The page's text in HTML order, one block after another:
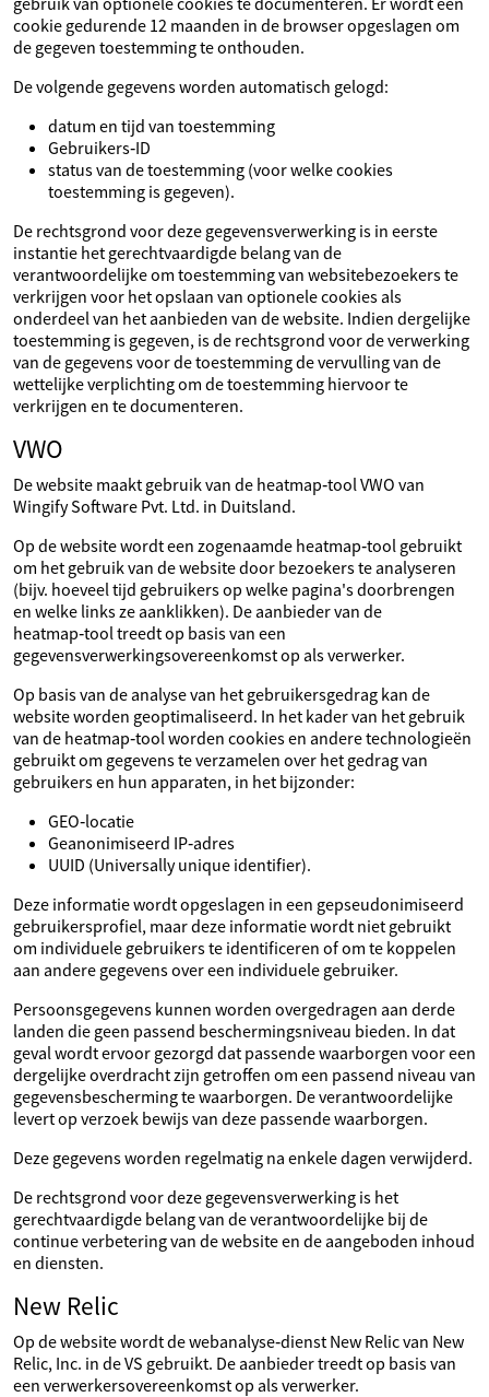
cookie gedurende 12 maanden in de browser opgeslagen om
de gegeven toestemming te onthouden.
De volgende gegevens worden automatisch gelogd:
datum en tijd van toestemming
Gebruikers‑ID
status van de toestemming (voor welke cookies
toestemming is gegeven).
De rechtsgrond voor deze gegevensverwerking is in eerste
instantie het gerechtvaardigde belang van de
verantwoordelijke om toestemming van websitebezoekers te
verkrijgen voor het opslaan van optionele cookies als
onderdeel van het aanbieden van de website. Indien dergelijke
toestemming is gegeven, is de rechtsgrond voor de verwerking
van de gegevens voor de toestemming de vervulling van de
wettelijke verplichting om de toestemming hiervoor te
verkrijgen en te documenteren.
VWO
De website maakt gebruik van de heatmap‑tool VWO van
Wingify Software Pvt. Ltd. in Duitsland.
Op de website wordt een zogenaamde heatmap‑tool gebruikt
om het gebruik van de website door bezoekers te analyseren
(bijv. hoeveel tijd gebruikers op welke pagina's doorbrengen
en welke links ze aanklikken). De aanbieder van de
heatmap‑tool treedt op basis van een
gegevensverwerkingsovereenkomst op als verwerker.
Op basis van de analyse van het gebruikersgedrag kan de
website worden geoptimaliseerd. In het kader van het gebruik
van de heatmap‑tool worden cookies en andere technologieën
gebruikt om gegevens te verzamelen over het gedrag van
gebruikers en hun apparaten, in het bijzonder:
GEO‑locatie
Geanonimiseerd IP‑adres
UUID (Universally unique identifier).
Deze informatie wordt opgeslagen in een gepseudonimiseerd
gebruikersprofiel, maar deze informatie wordt niet gebruikt
om individuele gebruikers te identificeren of om te koppelen
aan andere gegevens over een individuele gebruiker.
Persoonsgegevens kunnen worden overgedragen aan derde
landen die geen passend beschermingsniveau bieden. In dat
geval wordt ervoor gezorgd dat passende waarborgen voor een
dergelijke overdracht zijn getroffen om een passend niveau van
gegevensbescherming te waarborgen. De verantwoordelijke
levert op verzoek bewijs van deze passende waarborgen.
Deze gegevens worden regelmatig na enkele dagen verwijderd.
De rechtsgrond voor deze gegevensverwerking is het
gerechtvaardigde belang van de verantwoordelijke bij de
continue verbetering van de website en de aangeboden inhoud
en diensten.
New Relic
Op de website wordt de webanalyse‑dienst New Relic van New
Relic, Inc. in de VS gebruikt. De aanbieder treedt op basis van
een verwerkersovereenkomst op als verwerker.